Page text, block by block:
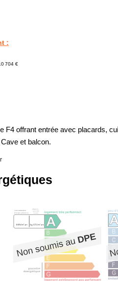
:
704 €
F4 offrant entrée avec placards,
et balcon.